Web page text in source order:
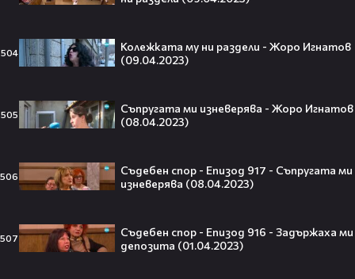
504
Колежката му ни раздели - Жоро Игнатов
(09.04.2023)
505
Съпругата ми изневерява - Жоро Игнатов
(08.04.2023)
506
Съдебен спор - Епизод 917 - Съпругата ми
изневерява (08.04.2023)
507
Съдебен спор - Епизод 916 - Задържаха ми
депозита (01.04.2023)
покори света на 19 — историята
Защо Ахил липсва от „Одисей“ на
Кристофър Нолън? Най-
Theo в The Voice Cast: "Правен съм
в дискотека!" 👀💥